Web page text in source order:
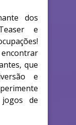
dos
e
encontrar
que
e
de